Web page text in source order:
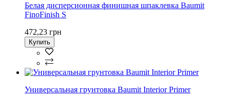
Белая дисперсионная финишная шпаклевка Baumit
FinoFinish S
472,23 грн
Купить
Универсальная грунтовка Baumit Interior Primer